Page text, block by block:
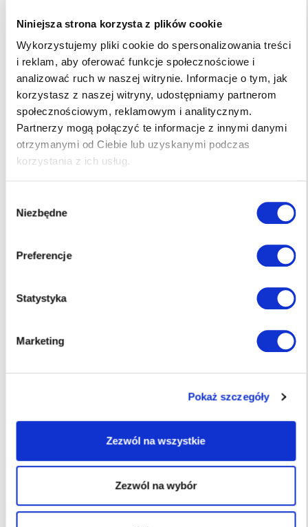
Niniejsza strona korzysta z plików cookie
Wykorzystujemy pliki cookie do spersonalizowania treści
i reklam, aby oferować funkcje społecznościowe i
analizować ruch w naszej witrynie. Informacje o tym, jak
korzystasz z naszej witryny, udostępniamy partnerom
społecznościowym, reklamowym i analitycznym.
Partnerzy mogą połączyć te informacje z innymi danymi
otrzymanymi od Ciebie lub uzyskanymi podczas
korzystania z ich usług.
zgody
Niezbędne
Preferencje
Statystyka
Marketing
Pokaż szczegóły
Zezwól na wszystkie
Zezwól na wybór
wewnątrz,
pranie wykładzin dywanowych i tapicerki meblowej,
zapewnienie całodziennego serwisu,
obsługa imprez i konferencji,
zabezpieczanie warstwami ochronnymi (
polimeryzacja, krystalizacja, arylowanie) podłóg
kamiennych i z tworzyw sztucznych,
zabezpieczanie podłóg i elementów drewnianych (
olejowanie , woskowanie, impregnacja),
specjalistyczne usługi kamieniarskie,
usługi dezynfekcji, dezynsekcji i deratyzacji,